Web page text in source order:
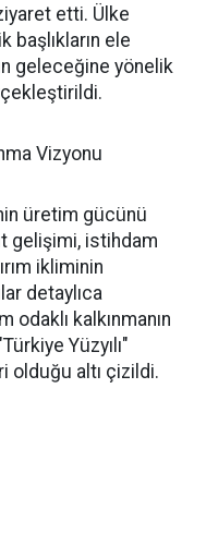
etti. Ülke
başlıkların ele
geleceğine yönelik
Vizyonu
üretim gücünü
gelişimi, istihdam
ikliminin
detaylıca
odaklı kalkınmanın
Yüzyılı"
olduğu altı çizildi.